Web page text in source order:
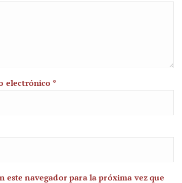
electrónico *
navegador para la próxima vez que